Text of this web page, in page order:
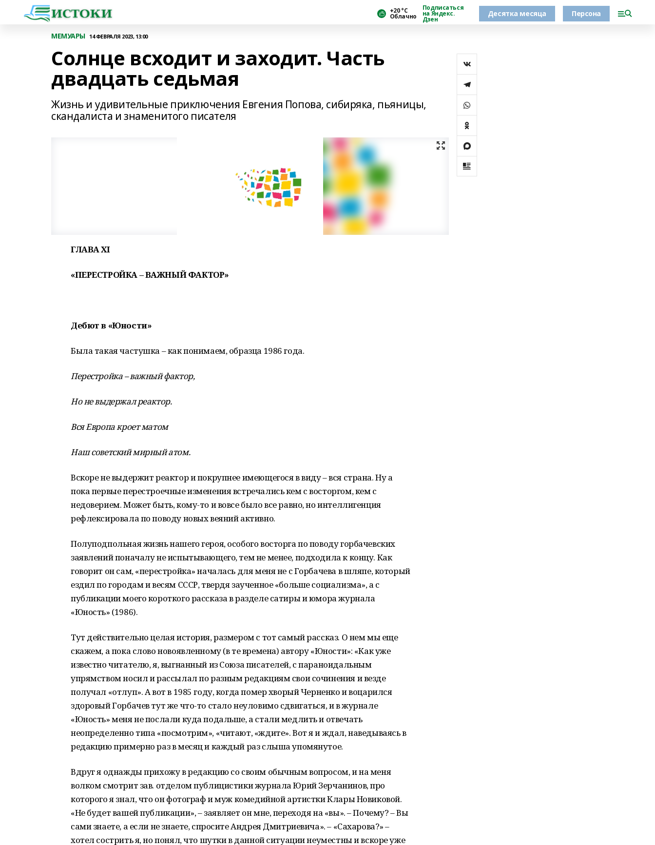
+20 °С
Облачно
Подписаться
на Яндекс.
Дзен
Десятка месяца Персона
МЕМУАРЫ 14 ФЕВРАЛЯ 2023, 13:00
Солнце всходит и заходит. Часть
двадцать седьмая
Жизнь и удивительные приключения Евгения Попова, сибиряка, пьяницы,
скандалиста и знаменитого писателя
ГЛАВАXI
«ПЕРЕСТРОЙКА – ВАЖНЫЙ ФАКТОР»
Дебют в «Юности»
Была такая частушка – как понимаем, образца 1986 года.
Перестройка – важный фактор,
Но не выдержал реактор.
Вся Европа кроет матом
Наш советский мирный атом.
Вскоре не выдержит реактор и покрупнее имеющегося в виду – вся страна. Ну а
пока первые перестроечные изменения встречались кем с восторгом, кем с
недоверием. Может быть, кому-то и вовсе было все равно, но интеллигенция
рефлексировала по поводу новых веяний активно.
Полуподпольная жизнь нашего героя, особого восторга по поводу горбачевских
заявлений поначалу не испытывающего, тем не менее, подходила к концу. Как
говорит он сам, «перестройка» началась для меня не с Горбачева в шляпе, который
ездил по городам и весям СССР, твердя заученное «больше социализма», а с
публикации моего короткого рассказа в разделе сатиры и юмора журнала
«Юность» (1986).
Тут действительно целая история, размером с тот самый рассказ. О нем мы еще
скажем, а пока слово новоявленному (в те времена) автору «Юности»: «Как уже
известно читателю, я, выгнанный из Союза писателей, с параноидальным
упрямством носил и рассылал по разным редакциям свои сочинения и везде
получал «отлуп». А вот в 1985 году, когда помер хворый Черненко и воцарился
здоровый Горбачев тут же что-то стало неуловимо сдвигаться, и в журнале
«Юность» меня не послали куда подальше, а стали медлить и отвечать
неопределенно типа «посмотрим», «читают, «ждите». Вот я и ждал, наведываясь в
редакцию примерно раз в месяц и каждый раз слыша упомянутое.
Вдруг я однажды прихожу в редакцию со своим обычным вопросом, и на меня
волком смотрит зав. отделом публицистики журнала Юрий Зерчанинов, про
которого я знал, что он фотограф и муж комедийной артистки Клары Новиковой.
«Не будет вашей публикации», – заявляет он мне, переходя на «вы». – Почему? – Вы
сами знаете, а если не знаете, спросите Андрея Дмитриевича». – «Сахарова?» –
хотел сострить я, но понял, что шутки в данной ситуации неуместны и вскоре уже